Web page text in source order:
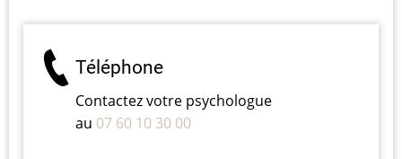
Téléphone
Contactez votre psychologue
au 07 60 10 30 00